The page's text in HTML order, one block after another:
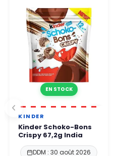
EN STOCK
KINDER
Kinder Schoko-Bons
Crispy 67,2g India
DDM : 30 août 2026